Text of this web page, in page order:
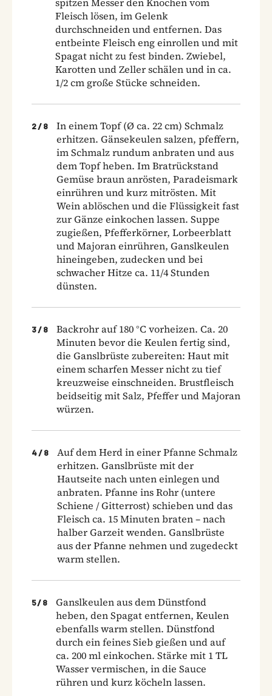
Fleisch lösen, im Gelenk
durchschneiden und entfernen. Das
entbeinte Fleisch eng einrollen und mit
Spagat nicht zu fest binden. Zwiebel,
Karotten und Zeller schälen und in ca.
1/2 cm große Stücke schneiden.
2 / 8
In einem Topf (Ø ca. 22 cm) Schmalz
erhitzen. Gänsekeulen salzen, pfeffern,
im Schmalz rundum anbraten und aus
dem Topf heben. Im Bratrückstand
Gemüse braun anrösten, Paradeismark
einrühren und kurz mitrösten. Mit
Wein ablöschen und die Flüssigkeit fast
zur Gänze einkochen lassen. Suppe
zugießen, Pfefferkörner, Lorbeerblatt
und Majoran einrühren, Ganslkeulen
hineingeben, zudecken und bei
schwacher Hitze ca. 11/4 Stunden
dünsten.
3 / 8
Backrohr auf 180 °C vorheizen. Ca. 20
Minuten bevor die Keulen fertig sind,
die Ganslbrüste zubereiten: Haut mit
einem scharfen Messer nicht zu tief
kreuzweise einschneiden. Brustfleisch
beidseitig mit Salz, Pfeffer und Majoran
würzen.
4 / 8
Auf dem Herd in einer Pfanne Schmalz
erhitzen. Ganslbrüste mit der
Hautseite nach unten einlegen und
anbraten. Pfanne ins Rohr (untere
Schiene / Gitterrost) schieben und das
Fleisch ca. 15 Minuten braten – nach
halber Garzeit wenden. Ganslbrüste
aus der Pfanne nehmen und zugedeckt
warm stellen.
5/ 8
Ganslkeulen aus dem Dünstfond
heben, den Spagat entfernen, Keulen
ebenfalls warm stellen. Dünstfond
durch ein feines Sieb gießen und auf
ca. 200 ml einkochen. Stärke mit 1 TL
Wasser vermischen, in die Sauce
rühren und kurz köcheln lassen.